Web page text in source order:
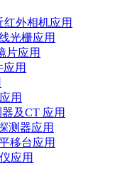
红外相机应用
光栅应用
片应用
应用
用
及CT 应用
测器应用
移台应用
应用